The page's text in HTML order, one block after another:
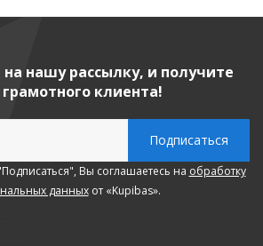
нашу рассылку, и получите
грамотного клиента!
Вы соглашаетесь на обработку
данныхот «Kupibas».